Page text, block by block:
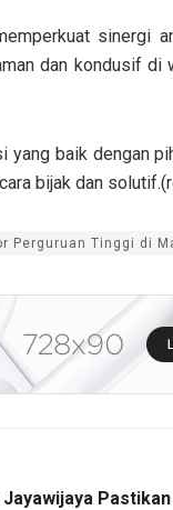
sinergi
dan kondusif di
yang baik dengan
bijak dan
Perguruan Tinggi di